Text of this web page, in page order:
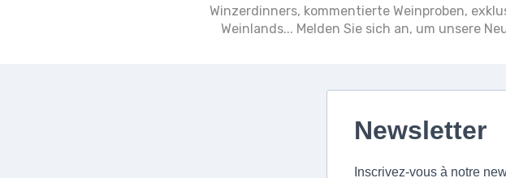
Winzerdinners, kommentierte Weinproben,
Weinlands... Melden Sie sich an, um unsere
Newsletter
Inscrivez-vous à notre